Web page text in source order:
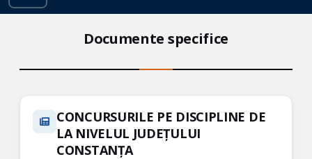
Documente specifice
CONCURSURILE PE DISCIPLINE DE
LA NIVELUL JUDEȚULUI
CONSTANȚA